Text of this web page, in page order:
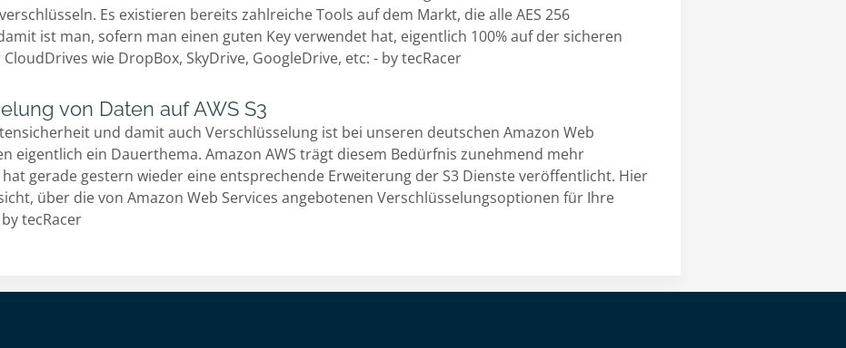
Es existieren bereits zahlreiche Tools auf dem Markt, die alle AES 256
ist man, sofern man einen guten Key verwendet hat, eigentlich 100% auf der sicheren
wie DropBox, SkyDrive, GoogleDrive, etc: - by tecRacer
von Daten auf AWS S3
und damit auch Verschlüsselung ist bei unseren deutschen Amazon Web
eigentlich ein Dauerthema. Amazon AWS trägt diesem Bedürfnis zunehmend mehr
gerade gestern wieder eine entsprechende Erweiterung der S3 Dienste veröffentlicht. Hier
über die von Amazon Web Services angebotenen Verschlüsselungsoptionen für Ihre
tecRacer